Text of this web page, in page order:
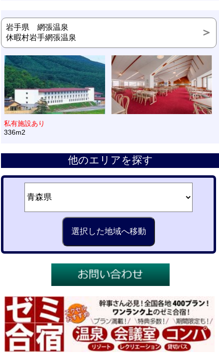
岩手県 網張温泉
休暇村岩手網張温泉
私有施設あり
336m2
他のエリアを探す